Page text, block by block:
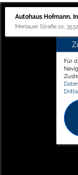
Autohaus Hofmann,
Merlauer Straße 10,
Für